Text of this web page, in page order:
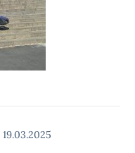
19.03.2025